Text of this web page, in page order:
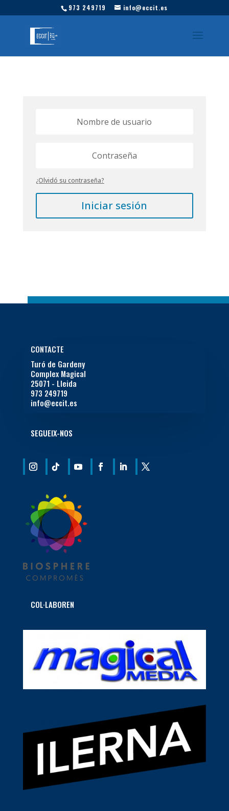
973 249719 info@eccit.es
¿Olvidó su contraseña?
Iniciar sesión
CONTACTE
Turó de Gardeny
Complex Magical
25071 - Lleida
973 249719
info@eccit.es
SEGUEIX-NOS
COL·LABOREN